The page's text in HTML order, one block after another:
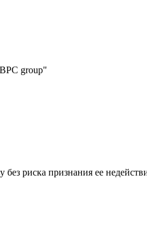
group"
без риска признания ее